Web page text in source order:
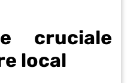
cruciale
local